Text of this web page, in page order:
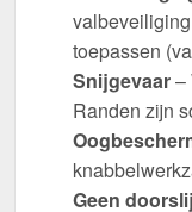
toepassen
Snijgevaar–
Randen zijn
Geen